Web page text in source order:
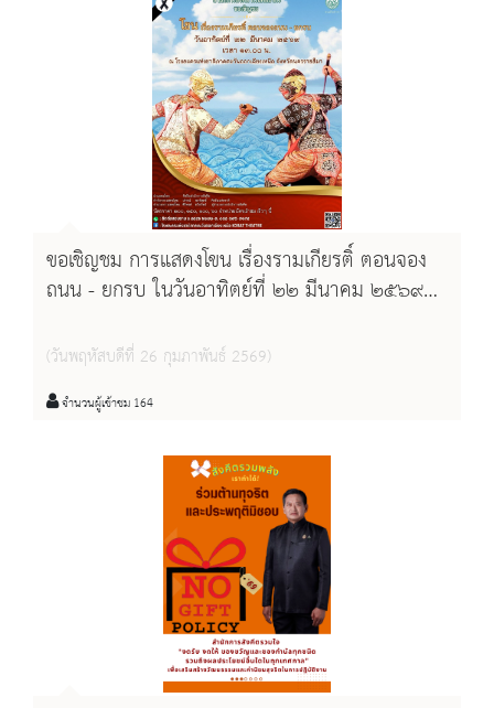
ขอเชิญชม การแสดงโขน เรื่องรามเกียรติ์ ตอนจอง
ถนน - ยกรบ ในวันอาทิตย์ที่ ๒๒ มีนาคม ๒๕๖๙
เฉียงเหนือ จังหวัดนครราชสีมา
(วันพฤหัสบดีที่ 26 กุมภาพันธ์ 2569)
จำนวนผู้เข้าชม 164